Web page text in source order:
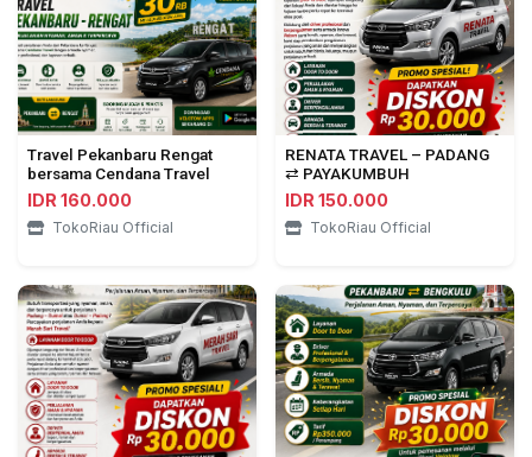
Travel Pekanbaru Rengat
bersama Cendana Travel
IDR 160.000
TokoRiau Official
RENATA TRAVEL – PADANG
⇄ PAYAKUMBUH
IDR 150.000
TokoRiau Official